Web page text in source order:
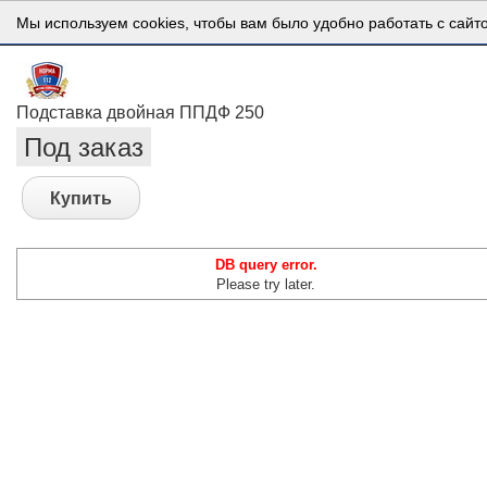
Подставка двойная ППДФ 250
Под заказ
Купить
DB query error.
Please try later.
Мы используем cookies, чтобы вам было удобно работать с